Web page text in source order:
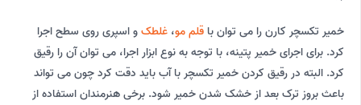
خمیر تکسچر کارن را می توان با قلم مو، غلطکو اسپری روی سطح اجرا
کرد. برای اجرای خمیر پتینه، با توجه به نوع ابزار اجرا، می توان آن را رقیق
کرد. البته در رقیق کردن خمیر تکسچر با آب باید دقت کرد چون می تواند
باعث بروز ترک بعد از خشک شدن خمیر شود. برخی هنرمندان استفاده از